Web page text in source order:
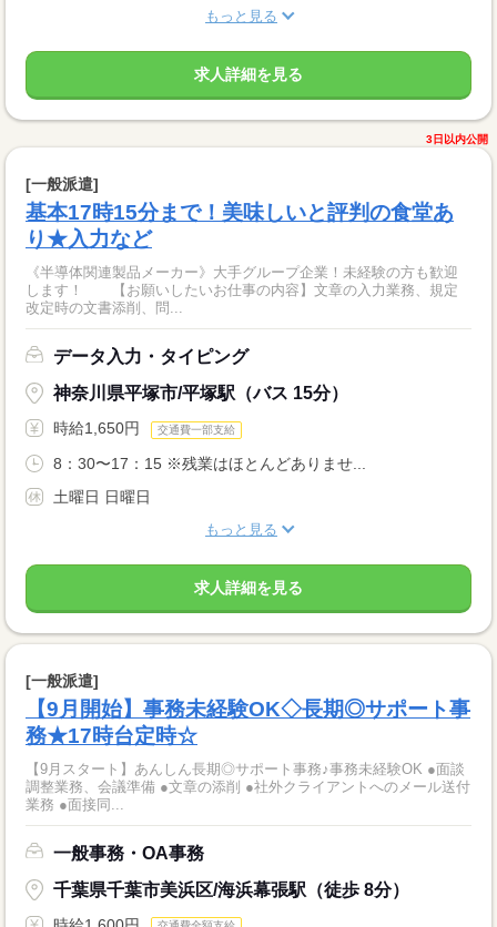
もっと見る
求人詳細を見る
3日以内公開
[一般派遣]
基本17時15分まで！美味しいと評判の食堂あ
り★入力など
《半導体関連製品メーカー》大手グループ企業！未経験の方も歓迎
します！ 【お願いしたいお仕事の内容】文章の入力業務、規定
改定時の文書添削、問...
データ入力・タイピング
神奈川県平塚市/平塚駅（バス 15分）
時給1,650円 交通費一部支給
8：30〜17：15 ※残業はほとんどありませ...
土曜日 日曜日
もっと見る
求人詳細を見る
[一般派遣]
【9月開始】事務未経験OK◇長期◎サポート事
務★17時台定時☆
【9月スタート】あんしん長期◎サポート事務♪事務未経験OK ●面談
調整業務、会議準備 ●文章の添削 ●社外クライアントへのメール送付
業務 ●面接同...
一般事務・OA事務
千葉県千葉市美浜区/海浜幕張駅（徒歩 8分）